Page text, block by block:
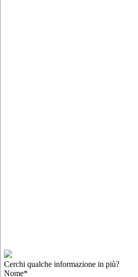
Cerchi qualche informazione in più?
Nome*